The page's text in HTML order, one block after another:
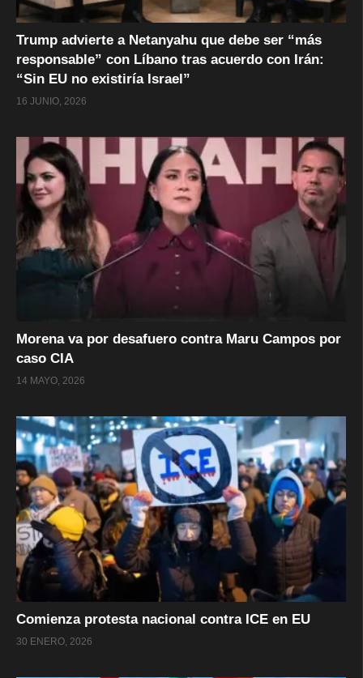
Trump advierte a Netanyahu que debe ser “más
responsable” con Líbano tras acuerdo con Irán:
“Sin EU no existiría Israel”
16 JUNIO, 2026
Morena va por desafuero contra Maru Campos por
caso CIA
14 MAYO, 2026
Comienza protesta nacional contra ICE en EU
30 ENERO, 2026